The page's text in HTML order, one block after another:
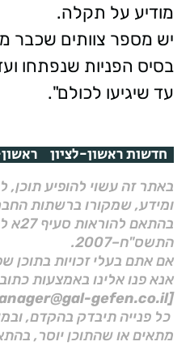
מודיע על תקלה.
יש מספר צוותים שכבר
בסיס הפניות שנפתחו
עד שיגיעו לכולם".
חדשות ראשון-לציון
באתר זה עשוי להופיע תוכן,
ומידע, שמקורו ברשתות
בהתאם
התשס"ח–2007.
אם אתם בעלי זכויות בתוכן
אנא פנו אלינו באמצעות
[Manager@gal-gefen.co.il]
כל פנייה תיבדק בהקדם,
מתאים או שהתוכן יוסר,